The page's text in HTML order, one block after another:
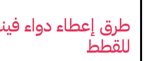
طرق إعطاء دواء
للقطط